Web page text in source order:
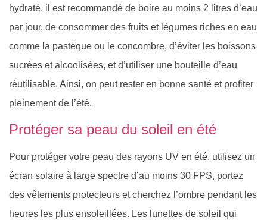
hydraté, il est recommandé de boire au moins 2 litres d’eau
par jour, de consommer des fruits et légumes riches en eau
comme la pastèque ou le concombre, d’éviter les boissons
sucrées et alcoolisées, et d’utiliser une bouteille d’eau
réutilisable. Ainsi, on peut rester en bonne santé et profiter
pleinement de l’été.
Protéger sa peau du soleil en été
Pour protéger votre peau des rayons UV en été, utilisez un
écran solaire à large spectre d’au moins 30 FPS, portez
des vêtements protecteurs et cherchez l’ombre pendant les
heures les plus ensoleillées. Les lunettes de soleil qui